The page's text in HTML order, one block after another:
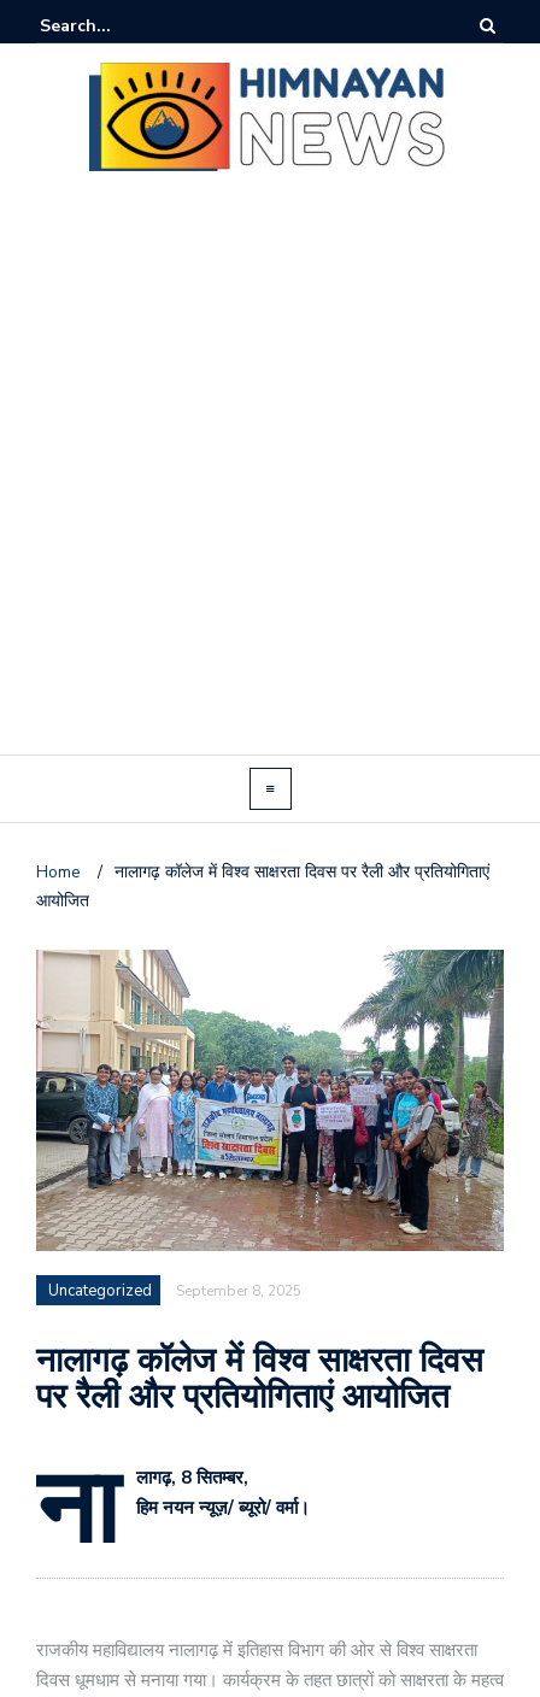
Home / नालागढ़ कॉलेज में विश्व साक्षरता दिवस पर रैली और प्रतियोगिताएं
आयोजित
Uncategorized September 8, 2025
नालागढ़ कॉलेज में विश्व साक्षरता दिवस
पर रैली और प्रतियोगिताएं आयोजित
ना
लागढ़, 8 सितम्बर,
हिम नयन न्यूज़/ ब्यूरो/ वर्मा।
राजकीय महाविद्यालय नालागढ़ में इतिहास विभाग की ओर से विश्व साक्षरता
दिवस धूमधाम से मनाया गया। कार्यक्रम के तहत छात्रों को साक्षरता के महत्व